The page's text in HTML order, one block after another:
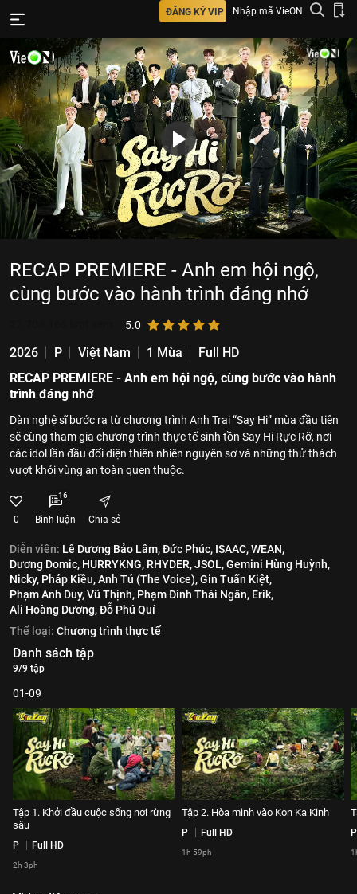
ĐĂNG KÝ VIP Nhập mã VieON
RECAP PREMIERE - Anh em hội ngộ,
cùng bước vào hành trình đáng nhớ
5.0
2026 P Việt Nam 1 Mùa
Full HD
RECAP PREMIERE - Anh em hội ngộ, cùng bước vào hành
trình đáng nhớ
Dàn nghệ sĩ bước ra từ chương trình Anh Trai “Say Hi” mùa đầu tiên
sẽ cùng tham gia chương trình thực tế sinh tồn Say Hi Rực Rỡ, nơi
các idol lần đầu đối diện thiên nhiên nguyên sơ và những thử thách
vượt khỏi vùng an toàn quen thuộc.
0
16
Bình luận Chia sẻ
Diễn viên: Lê Dương Bảo Lâm,Đức Phúc, ISAAC,WEAN,
Dương Domic, HURRYKNG, RHYDER,JSOL,Gemini Hùng Huỳnh,
Nicky, Pháp Kiều,Anh Tú (The Voice),Gin Tuấn Kiệt,
Phạm Anh Duy,Vũ Thịnh, Phạm Đình Thái Ngân, Erik,
Ali Hoàng Dương,Đỗ Phú Quí
Thể loại: Chương trình thực tế
Danh sách tập
9/9 tập
01-09
Tập 1. Khởi đầu cuộc sống nơi rừng
sâu
P Full HD
2h 3ph
Tập 2. Hòa mình vào Kon Ka Kinh
P Full HD
1h 59ph
P